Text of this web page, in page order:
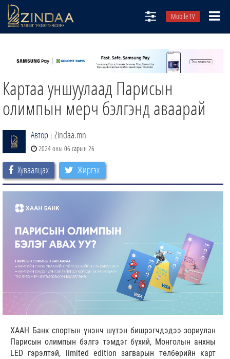
Mobile TV
ТВ8
ӨГЛӨӨНИЙ СОНИН
АУДИО ЗОХИОЛ
Картаа уншуулаад Парисын
олимпын мерч бэлгэнд аваарай
Автор | Zindaa.mn
2024 оны 06 сарын 26
Хуваалцах Жиргэх
ХААН Банк спортын үнэнч шүтэн бишрэгчдэдээ зориулан
Парисын олимпын бэлгэ тэмдэг бүхий, Монголын анхны
LED гэрэлтэй, limited edition загварын төлбөрийн карт